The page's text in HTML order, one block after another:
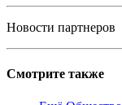
Новости партнеров
Смотрите также